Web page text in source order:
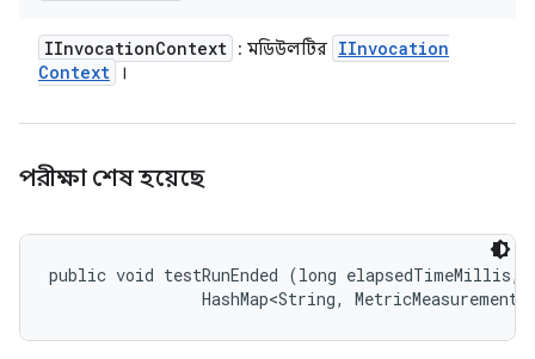
IInvocationContext : মডিউলটির IInvocation
Context
।
পরীক্ষা শেষ হয়েছে
public void testRunEnded (long elapsedTimeMillis,
HashMap<String,